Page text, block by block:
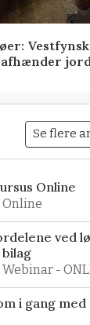
Vestfynsk
Se flere
Online
Online
ved
Webinar -
i gang